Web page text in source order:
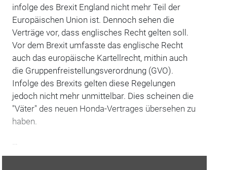
infolge des Brexit England nicht mehr Teil der
Europäischen Union ist. Dennoch sehen die
Verträge vor, dass englisches Recht gelten soll.
Vor dem Brexit umfasste das englische Recht
auch das europäische Kartellrecht, mithin auch
die Gruppenfreistellungsverordnung (GVO).
Infolge des Brexits gelten diese Regelungen
jedoch nicht mehr unmittelbar. Dies scheinen die
"Väter" des neuen Honda-Vertrages übersehen zu
haben.